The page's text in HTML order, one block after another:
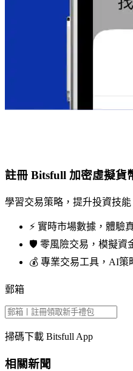
註冊 Bitsfull 加密虛擬貨
學習交易策略，提升投資技能
⚡️ 實時市場數據，體驗
🛡️ 零風險交易，模擬資
💰 專業交易工具，AI策
郵箱
掃碼下載 Bitsfull App
相關新聞